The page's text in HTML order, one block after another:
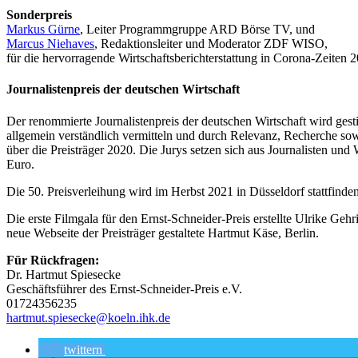
Sonderpreis
Markus Gürne, Leiter Programmgruppe ARD Börse TV, und
Marcus Niehaves, Redaktionsleiter und Moderator ZDF WISO,
für die hervorragende Wirtschaftsberichterstattung in Corona-Zeiten
Journalistenpreis der deutschen Wirtschaft
Der renommierte Journalistenpreis der deutschen Wirtschaft wird
allgemein verständlich vermitteln und durch Relevanz, Recherche
über die Preisträger 2020. Die Jurys setzen sich aus Journalisten
Euro.
Die 50. Preisverleihung wird im Herbst 2021 in Düsseldorf
Die erste Filmgala für den Ernst-Schneider-Preis erstellte Ulrike
neue Webseite der Preisträger gestaltete Hartmut Käse, Berlin.
Für Rückfragen:
Dr. Hartmut Spiesecke
Geschäftsführer des Ernst-Schneider-Preis e.V.
01724356235
hartmut.spiesecke@koeln.ihk.de
twittern